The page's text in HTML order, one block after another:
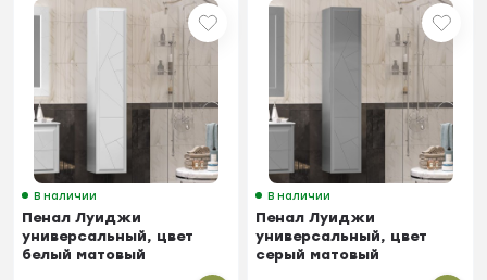
В наличии
Пенал Луиджи
универсальный, цвет
белый матовый
В наличии
Пенал Луиджи
универсальный, цвет
серый матовый